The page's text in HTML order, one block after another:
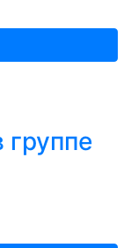
группе